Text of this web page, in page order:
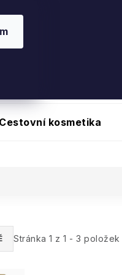
Cestovní kosmetika
Stránka 1 z 1 - 3 položek